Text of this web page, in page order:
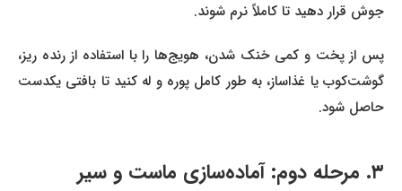
جوش قرار دهید تا کاملاً نرم شوند.
پس از پخت و کمی خنک شدن، هویج‌ها را با استفاده از رنده ریز،
گوشت‌کوب یا غذاساز، به طور کامل پوره و له کنید تا بافتی یکدست
حاصل شود.